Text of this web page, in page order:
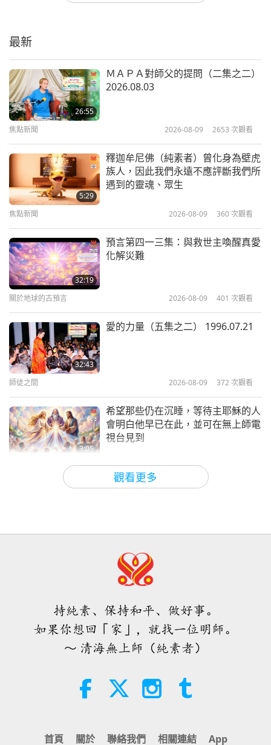
恩典與感恩：歡慶無上師電視台四週
阿富汗婦女管弦樂團：祖赫拉（二集
之一）
與清海無上師（純素者）共度難忘的
觀看更多
最新
26:55
ＭＡＰＡ對師父的提問（二集之二）
2026.08.03
焦點新聞 2026-08-09 2653 次觀看
5:29
釋迦牟尼佛（純素者）曾化身為壁虎
族人，因此我們永遠不應評斷我們所
遇到的靈魂、眾生
焦點新聞 2026-08-09 360次觀看
32:19
預言第四一三集：與救世主喚醒真愛
化解災難
關於地球的古預言 2026-08-09 401 次觀看
32:43
愛的力量（五集之二） 1996.07.21
師徒之間 2026-08-09 372 次觀看
3:05
希望那些仍在沉睡，等待主耶穌的人
會明白他早已在此，並可在無上師電
視台見到
2026-08-08
3:40
4:58
世界各地純素趨勢新聞，二○二六年
2026-08-08 295
38:08
持純素、保持和平、做好事。
如果你想回「家」，就找一位明師。
～ 清海無上師（純素者）
首頁 關於 聯絡我們 相關連結 App